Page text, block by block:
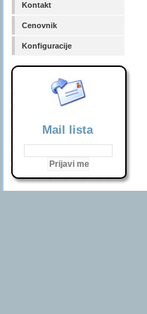
Kontakt
Cenovnik
Konfiguracije
Mail lista